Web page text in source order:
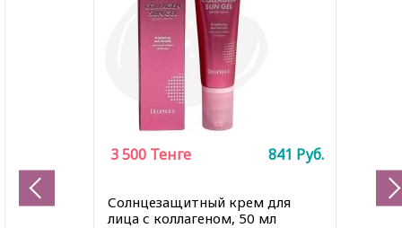
Солнцезащитный крем для
лица с коллагеном, 50 мл
3 500 Тенге 841 Руб.